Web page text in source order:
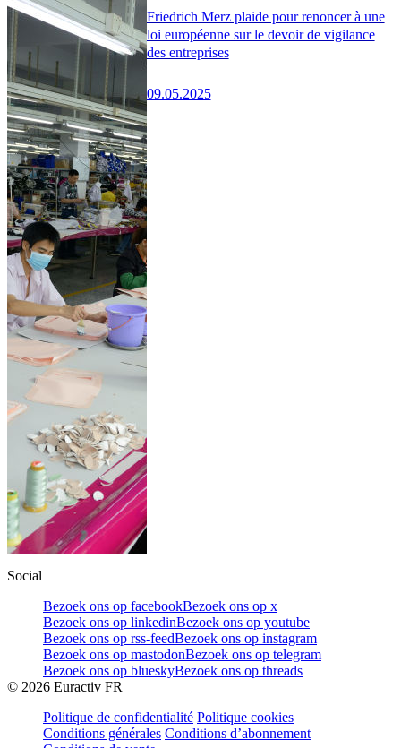
Friedrich Merz plaide pour renoncer à une
loi européenne sur le devoir de vigilance
des entreprises
09.05.2025
Social
Bezoek ons op facebookBezoek ons op x
Bezoek ons op linkedinBezoek ons op youtube
Bezoek ons op rss-feedBezoek ons op instagram
Bezoek ons op mastodonBezoek ons op telegram
Bezoek ons op blueskyBezoek ons op threads
© 2026 Euractiv FR
Politique de confidentialité Politique cookies
Conditions générales Conditions d’abonnement